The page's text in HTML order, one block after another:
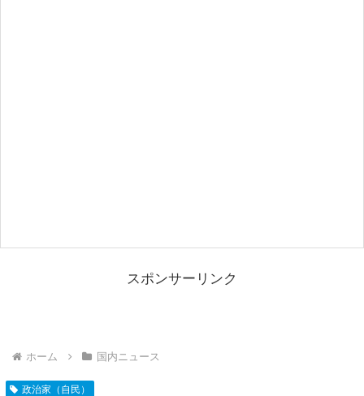
スポンサーリンク
ホーム 国内ニュース
政治家（自民）